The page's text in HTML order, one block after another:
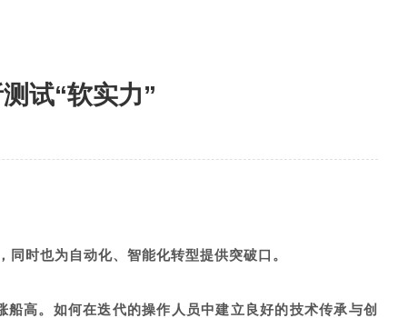
试“软实力”
时也为自动化、智能化转型提供突破口。
高。如何在迭代的操作人员中建立良好的技术传承与创